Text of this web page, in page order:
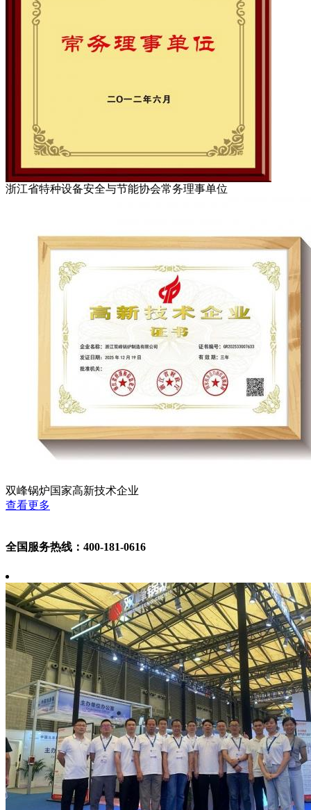
浙江省特种设备安全与节能协会常务理事单位
双峰锅炉国家高新技术企业
查看更多
全国服务热线：400-181-0616